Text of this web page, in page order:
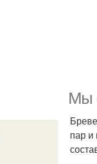
Мы
пар